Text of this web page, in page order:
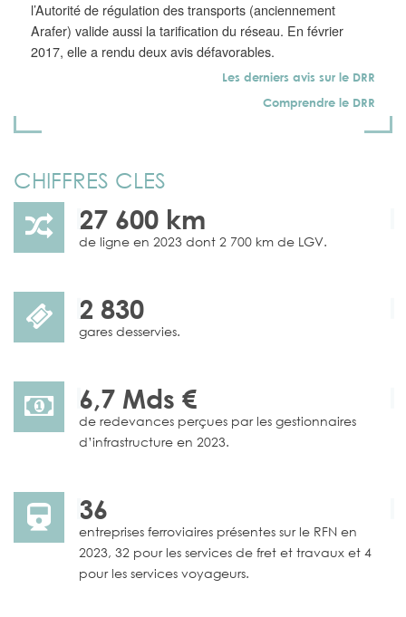
l’Autorité de régulation des transports (anciennement
Arafer) valide aussi la tarification du réseau. En février
2017, elle a rendu deux avis défavorables.
Les derniers avis sur le DRR
Comprendre le DRR
CHIFFRES CLES
27 600 km
de ligne en 2023 dont 2 700 km de LGV.
2 830
gares desservies.
6,7 Mds €
de redevances perçues par les gestionnaires
d’infrastructure en 2023.
36
entreprises ferroviaires présentes sur le RFN en
2023, 32 pour les services de fret et travaux et 4
pour les services voyageurs.